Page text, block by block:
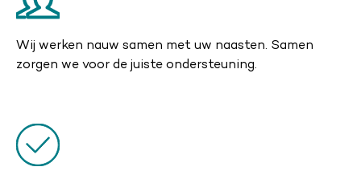
Wij werken nauw samen met uw naasten. Samen
zorgen we voor de juiste ondersteuning.